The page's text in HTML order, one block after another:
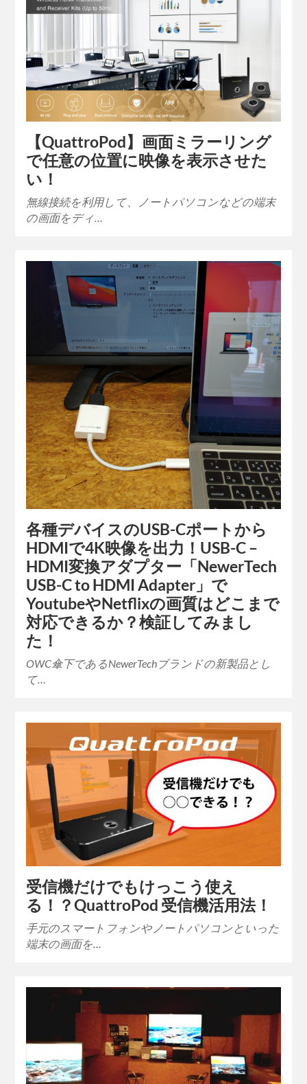
【QuattroPod】画面ミラーリング
で任意の位置に映像を表示させた
い！
無線接続を利用して、ノートパソコンなどの端末
の画面をディ…
各種デバイスのUSB-Cポートから
HDMIで4K映像を出力！USB-C –
HDMI変換アダプター「NewerTech
USB-C to HDMI Adapter」で
YoutubeやNetflixの画質はどこまで
対応できるか？検証してみまし
た！
OWC傘下であるNewerTechブランドの新製品とし
て…
受信機だけでもけっこう使え
る！？QuattroPod 受信機活用法！
手元のスマートフォンやノートパソコンといった
端末の画面を…